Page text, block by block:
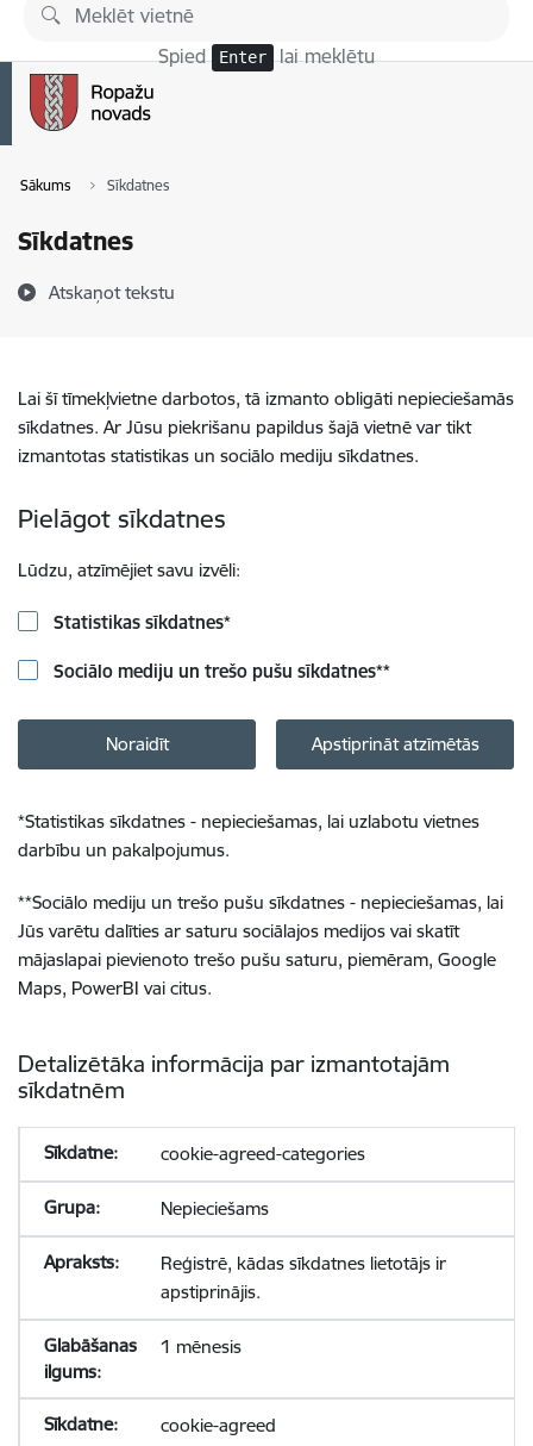
Pāriet uz lapas saturu
Spied Enter lai meklētu
Sākums Sīkdatnes
Sīkdatnes
Atskaņot tekstu
Lai šī tīmekļvietne darbotos, tā izmanto obligāti nepieciešamās
sīkdatnes. Ar Jūsu piekrišanu papildus šajā vietnē var tikt
izmantotas statistikas un sociālo mediju sīkdatnes.
Pielāgot sīkdatnes
Lūdzu, atzīmējiet savu izvēli:
Statistikas sīkdatnes*
Sociālo mediju un trešo pušu sīkdatnes**
Noraidīt Apstiprināt atzīmētās
*Statistikas sīkdatnes - nepieciešamas, lai uzlabotu vietnes
darbību un pakalpojumus.
**Sociālo mediju un trešo pušu sīkdatnes - nepieciešamas, lai
Jūs varētu dalīties ar saturu sociālajos medijos vai skatīt
mājaslapai pievienoto trešo pušu saturu, piemēram, Google
Maps, PowerBI vai citus.
Detalizētāka informācija par izmantotajām
sīkdatnēm
cookie-agreed-categories
Nepieciešams
Reģistrē, kādas sīkdatnes lietotājs ir
apstiprinājis.
1 mēnesis
cookie-agreed